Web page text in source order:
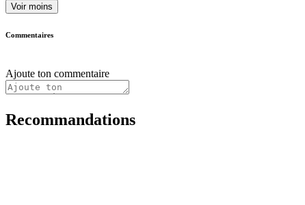
Voir moins
Commentaires
Ajoute ton commentaire
Recommandations